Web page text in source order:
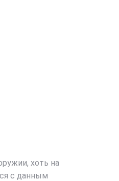
хоть на
с данным